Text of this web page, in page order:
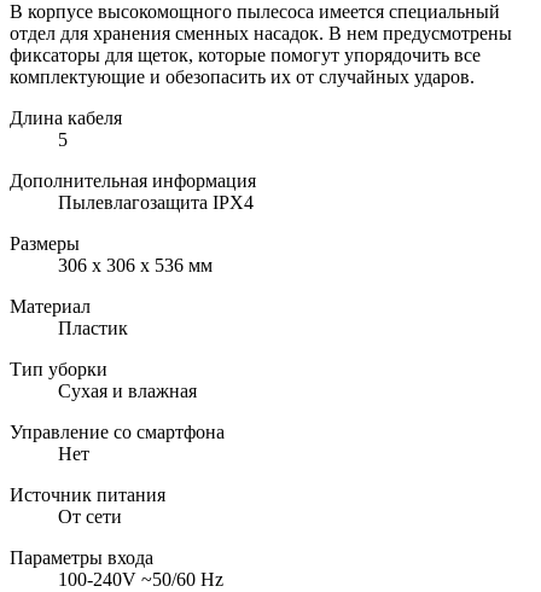
В корпусе высокомощного пылесоса имеется специальный
отдел для хранения сменных насадок. В нем предусмотрены
фиксаторы для щеток, которые помогут упорядочить все
комплектующие и обезопасить их от случайных ударов.
Длина кабеля
5
Дополнительная информация
Пылевлагозащита IPX4
Размеры
306 x 306 x 536 мм
Материал
Пластик
Тип уборки
Сухая и влажная
Управление со смартфона
Нет
Источник питания
От сети
Параметры входа
100-240V ~50/60 Hz